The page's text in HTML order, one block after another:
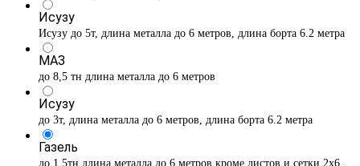
Исузу
Исузу до 5т, длина металла до 6 метров, длина борта 6.2 метра
МАЗ
до 8,5 тн длина металла до 6 метров
Исузу
до 3т, длина металла до 6 метров, длина борта 6.2 метра
Газель
до 1,5тн длина металла до 6 метров кроме листов и сетки 2х6 ,